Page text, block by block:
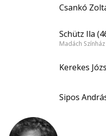
Csankó
Schütz Ila
Madách
Kerekes
Sipos